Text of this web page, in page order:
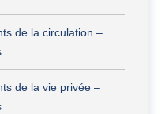
de la circulation –
de la vie privée –